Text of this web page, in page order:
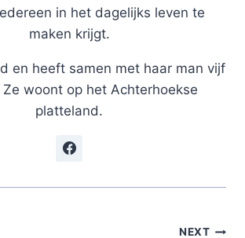
in het dagelijks leven te
maken krijgt.
en heeft samen met haar man vijf
woont op het Achterhoekse
platteland.
NEXT